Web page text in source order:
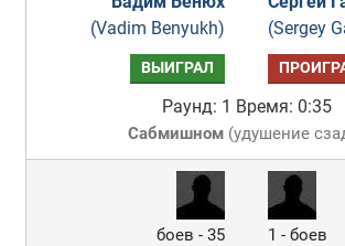
(Vadim Benyukh)
(Sergey
ВЫИГРАЛ
Раунд: 1 Время: 0:35
Сабмишном(удушение
боев - 35
1 - боев